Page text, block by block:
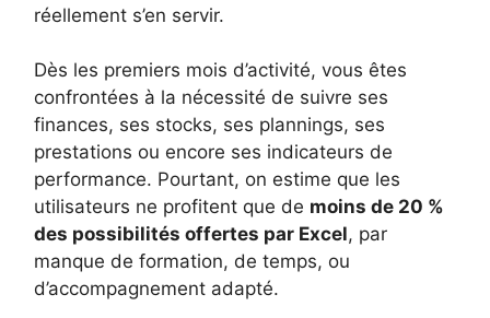
réellement s’en servir.
Dès les premiers mois d’activité, vous êtes
confrontées à la nécessité de suivre ses
finances, ses stocks, ses plannings, ses
prestations ou encore ses indicateurs de
performance. Pourtant, on estime que les
utilisateurs ne profitent que de moins de 20 %
des possibilités offertes par Excel, par
manque de formation, de temps, ou
d’accompagnement adapté.